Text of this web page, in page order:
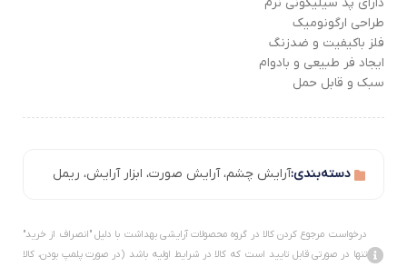
دارای پد سیلیکونی نرم
طراحی ارگونومیک
فلز باکیفیت و ضدزنگ
ایجاد فر طبیعی و بادوام
سبک و قابل حمل
دسته‌بندی:آرایش چشم،آرایش صورت، ابزار آرایش، ریمل
درخواست مرجوع کردن کالا در گروه محصولات آرایشی بهداشت با دلیل "انصراف از خرید"
تنها در صورتی قابل تایید است که کالا در شرایط اولیه باشد (در صورت پلمپ بودن، کالا